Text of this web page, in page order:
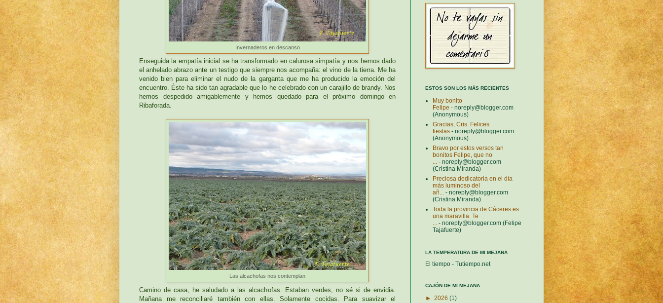
Invernaderos en descanso
Enseguida la empatía inicial se ha transformado en calurosa simpatía y nos hemos dado
el anhelado abrazo ante un testigo que siempre nos acompaña: el vino de la tierra. Me ha
venido bien para eliminar el nudo de la garganta que me ha producido la emoción del
encuentro. Éste ha sido tan agradable que lo he celebrado con un carajillo de brandy. Nos
hemos despedido amigablemente y hemos quedado para el próximo domingo en
Ribaforada.
Las alcachofas nos contemplan
Camino de casa, he saludado a las alcachofas. Estaban verdes, no sé si de envidia.
Mañana me reconciliaré también con ellas. Solamente cocidas. Para suavizar el
ESTOS SON LOS MÁS RECIENTES
Muy bonito
Felipe - noreply@blogger.com
(Anonymous)
Gracias, Cris. Felices
fiestas - noreply@blogger.com
(Anonymous)
Bravo por estos versos tan
bonitos Felipe, que no
- noreply@blogger.com
(Cristina Miranda)
Preciosa dedicatoria en el día
más luminoso del
añ...
- noreply@blogger.com
(Cristina Miranda)
Toda la provincia de Cáceres es
una maravilla. Te
- noreply@blogger.com (Felipe
Tajafuerte)
LA TEMPERATURA DE MI MEJANA
El tiempo - Tutiempo.net
CAJÓN DE MI MEJANA
► 2026 (1)